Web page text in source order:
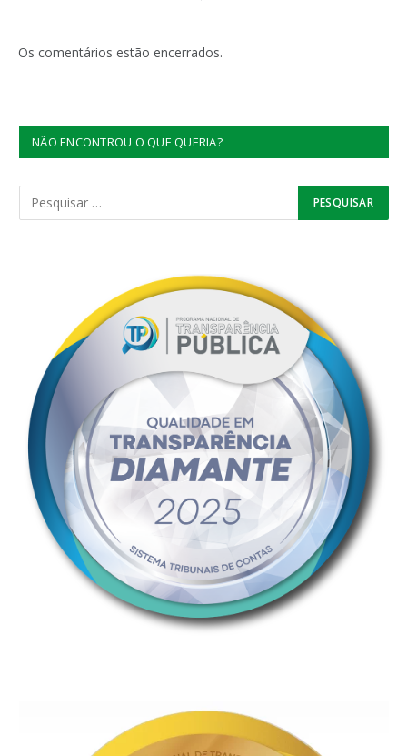
Os comentários estão encerrados.
NÃO ENCONTROU O QUE QUERIA?